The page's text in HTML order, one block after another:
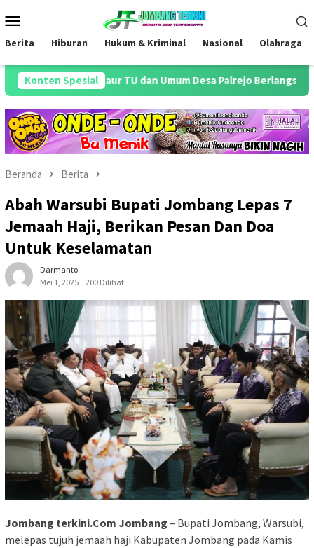
ke
kontenMobile
Berita Hiburan Hukum & Kriminal Nasional Olahraga
Konten Spesial
Kaur TU dan Umum Desa Palrejo Berlangsung Khidmat
Beranda Berita
Abah Warsubi Bupati Jombang Lepas 7
Jemaah Haji, Berikan Pesan Dan Doa
Untuk Keselamatan
Darmanto
Mei 1, 2025
200 Dilihat
Jombang terkini.Com Jombang – Bupati Jombang, Warsubi,
melepas tujuh jemaah haji Kabupaten Jombang pada Kamis